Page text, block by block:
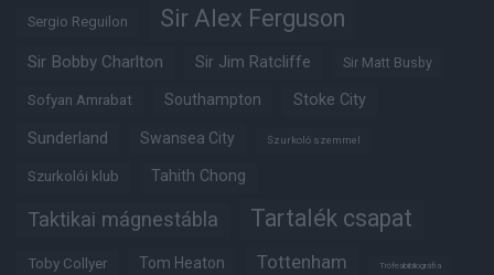
Sergio Reguilon Sir Alex Ferguson
Sir Bobby Charlton Sir Jim Ratcliffe Sir Matt Busby
Sofyan Amrabat Southampton Stoke City
Sunderland Swansea City Szurkoló szemmel
Szurkolói klub Tahith Chong
Taktikai mágnestábla Tartalék csapat
Toby Collyer Tom Heaton Tottenham Trófeabibliográfia